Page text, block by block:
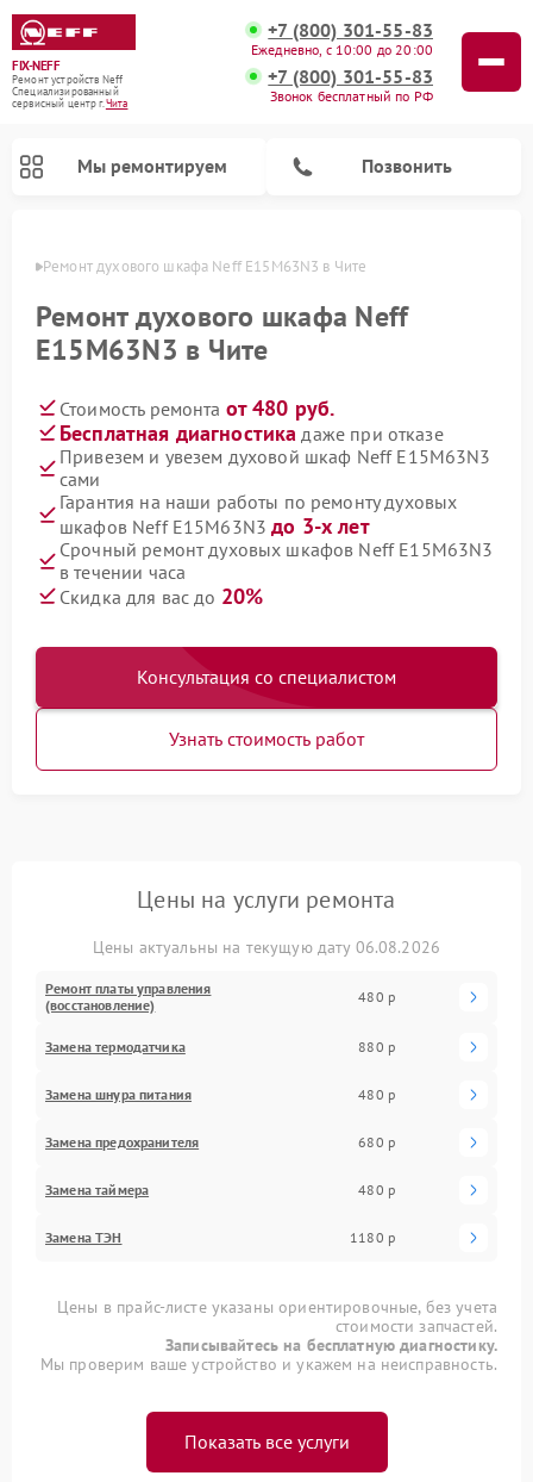
FIX-NEFF
Ремонт устройств Neff
Специализированный
cервисный центр г.Чита
+7 (800) 301-55-83
Ежедневно, с 10:00 до 20:00
+7 (800) 301-55-83
Звонок бесплатный по РФ
Мы ремонтируем Позвонить
Ремонт духового шкафа Neff E15M63N3 в Чите
Ремонт духового шкафа Neff
E15M63N3 в Чите
Стоимость ремонта от 480 руб.
Бесплатная диагностика даже при отказе
Привезем и увезем духовой шкаф Neff E15M63N3
сами
Гарантия на наши работы по ремонту духовых
шкафов Neff E15M63N3до 3-х лет
Срочный ремонт духовых шкафов Neff E15M63N3
в течении часа
Скидка для вас до 20%
Консультация со специалистом
Узнать стоимость работ
Цены на услуги ремонта
Цены актуальны на текущую дату 06.08.2026
Ремонт платы управления
(восстановление)
480 р
Замена термодатчика 880 р
Замена шнура питания 480 р
Замена предохранителя 680 р
Замена таймера 480 р
Замена ТЭН 1180 р
Цены в прайс-листе указаны ориентировочные, без учета
стоимости запчастей.
Записывайтесь на бесплатную диагностику.
Мы проверим ваше устройство и укажем на неисправность.
Показать все услуги